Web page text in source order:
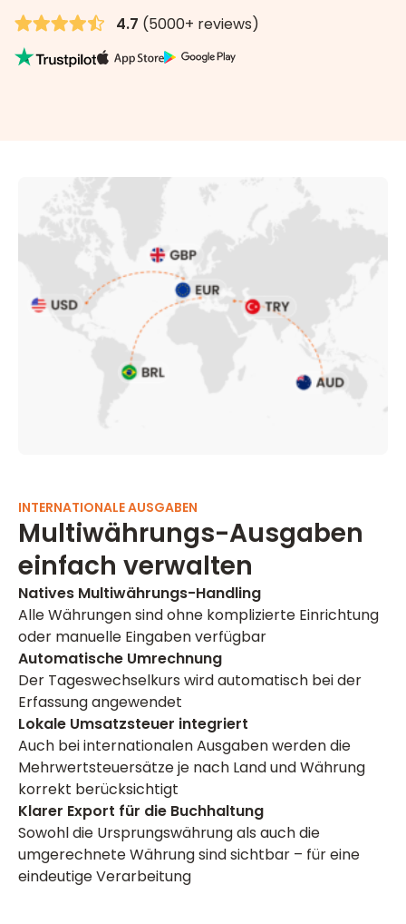
4.7 (5000+ reviews)
INTERNATIONALE AUSGABEN
Multiwährungs-Ausgaben
einfach verwalten
Natives Multiwährungs-Handling
Alle Währungen sind ohne komplizierte Einrichtung
oder manuelle Eingaben verfügbar
Automatische Umrechnung
Der Tageswechselkurs wird automatisch bei der
Erfassung angewendet
Lokale Umsatzsteuer integriert
Auch bei internationalen Ausgaben werden die
Mehrwertsteuersätze je nach Land und Währung
korrekt berücksichtigt
Klarer Export für die Buchhaltung
Sowohl die Ursprungswährung als auch die
umgerechnete Währung sind sichtbar – für eine
eindeutige Verarbeitung